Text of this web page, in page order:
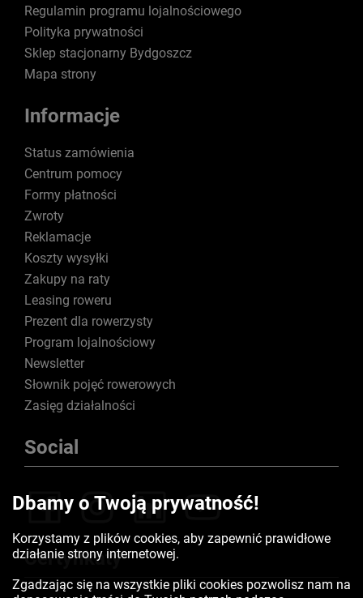
Regulamin programu lojalnościowego
Polityka prywatności
Sklep stacjonarny Bydgoszcz
Mapa strony
Informacje
Status zamówienia
Centrum pomocy
Formy płatności
Zwroty
Reklamacje
Koszty wysyłki
Zakupy na raty
Leasing roweru
Prezent dla rowerzysty
Program lojalnościowy
Newsletter
Słownik pojęć rowerowych
Zasięg działalności
Social
Certyfikaty
Dbamy o Twoją prywatność!
Korzystamy z plików cookies, aby zapewnić prawidłowe
działanie strony internetowej.
Zgadzając się na wszystkie pliki cookies pozwolisz nam na